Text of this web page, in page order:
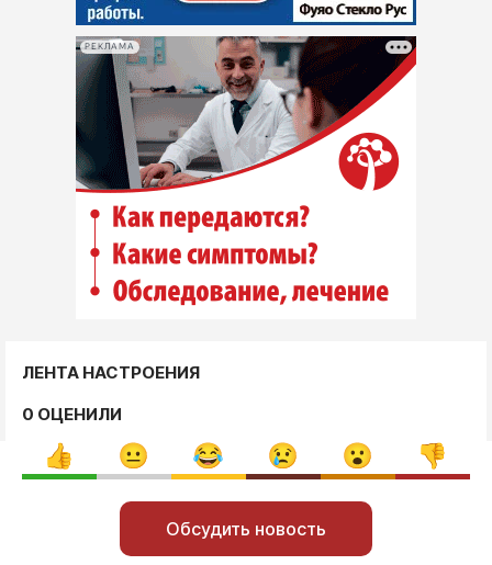
РЕКЛАМА
ЛЕНТА НАСТРОЕНИЯ
0 ОЦЕНИЛИ
Обсудить новость